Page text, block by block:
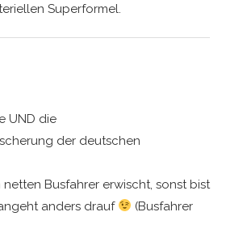
Superformel.
UND die
der deutschen
Busfahrer erwischt, sonst bist
anders drauf
(Busfahrer